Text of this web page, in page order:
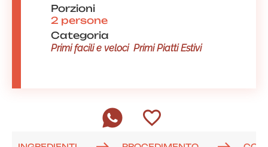
Porzioni
2 persone
Categoria
Primi facili e veloci Primi Piatti Estivi